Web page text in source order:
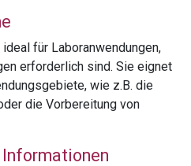
für Laboranwendungen,
erforderlich sind. Sie eignet
wie z.B. die
die Vorbereitung von